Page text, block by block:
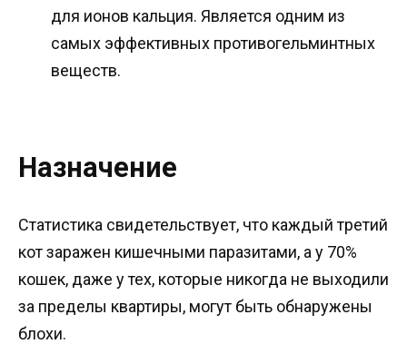
для ионов кальция. Является одним из
самых эффективных противогельминтных
веществ.
Назначение
Статистика свидетельствует, что каждый третий
кот заражен кишечными паразитами, а у 70%
кошек, даже у тех, которые никогда не выходили
за пределы квартиры, могут быть обнаружены
блохи.